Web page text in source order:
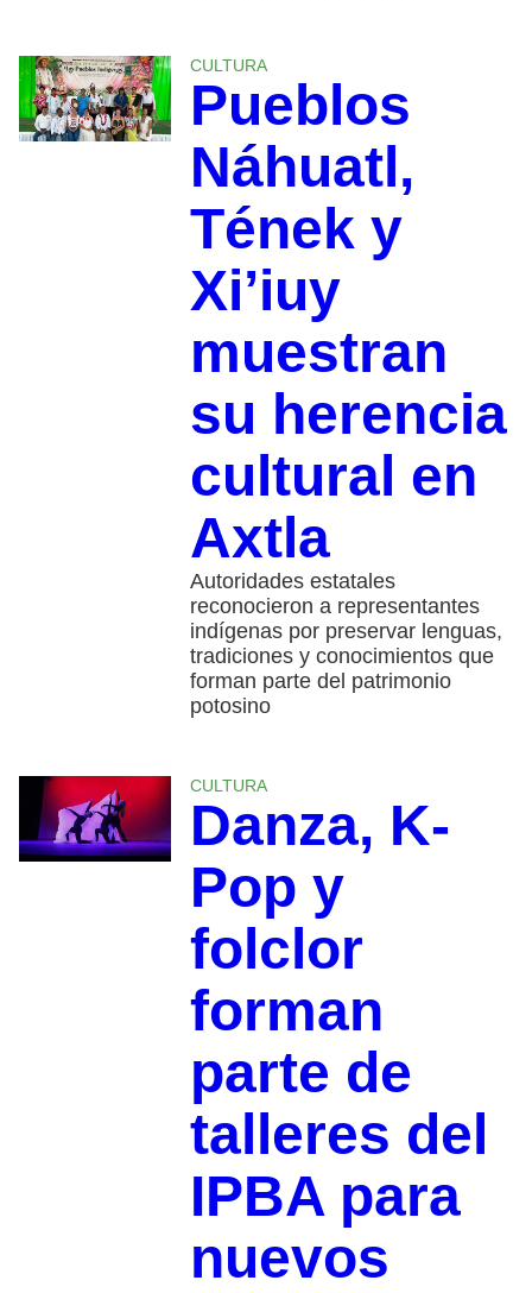
CULTURA
Pueblos
Náhuatl,
Tének y
Xi’iuy
muestran
su herencia
cultural en
Axtla
Autoridades estatales
reconocieron a representantes
indígenas por preservar lenguas,
tradiciones y conocimientos que
forman parte del patrimonio
potosino
CULTURA
Danza, K-
Pop y
folclor
forman
parte de
talleres del
IPBA para
nuevos